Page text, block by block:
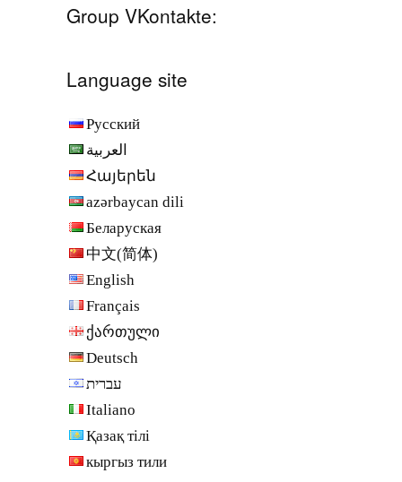
Group VKontakte:
Language site
Русский
العربية
Հայերեն
azərbaycan dili
Беларуская
中文(简体)
English
Français
ქართული
Deutsch
עברית
Italiano
Қазақ тілі
кыргыз тили